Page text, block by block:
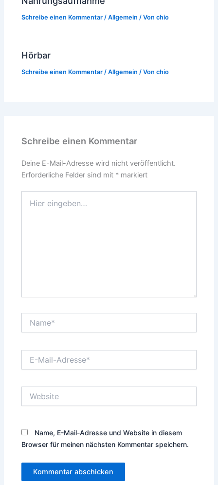
Schreibe einen Kommentar /Allgemein / Vonchio
Hörbar
Schreibe einen Kommentar /Allgemein / Vonchio
Schreibe einen Kommentar
Deine E-Mail-Adresse wird nicht veröffentlicht.
Erforderliche Felder sind mit * markiert
eingeben…
Mail-
Name, E-Mail-Adresse und Website in diesem
Browser für meinen nächsten Kommentar speichern.